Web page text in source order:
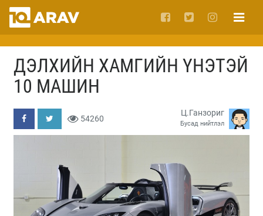
ДЭЛХИЙН ХАМГИЙН ҮНЭТЭЙ
10 МАШИН
54260
Ц.Ганзориг
Бусад нийтлэл